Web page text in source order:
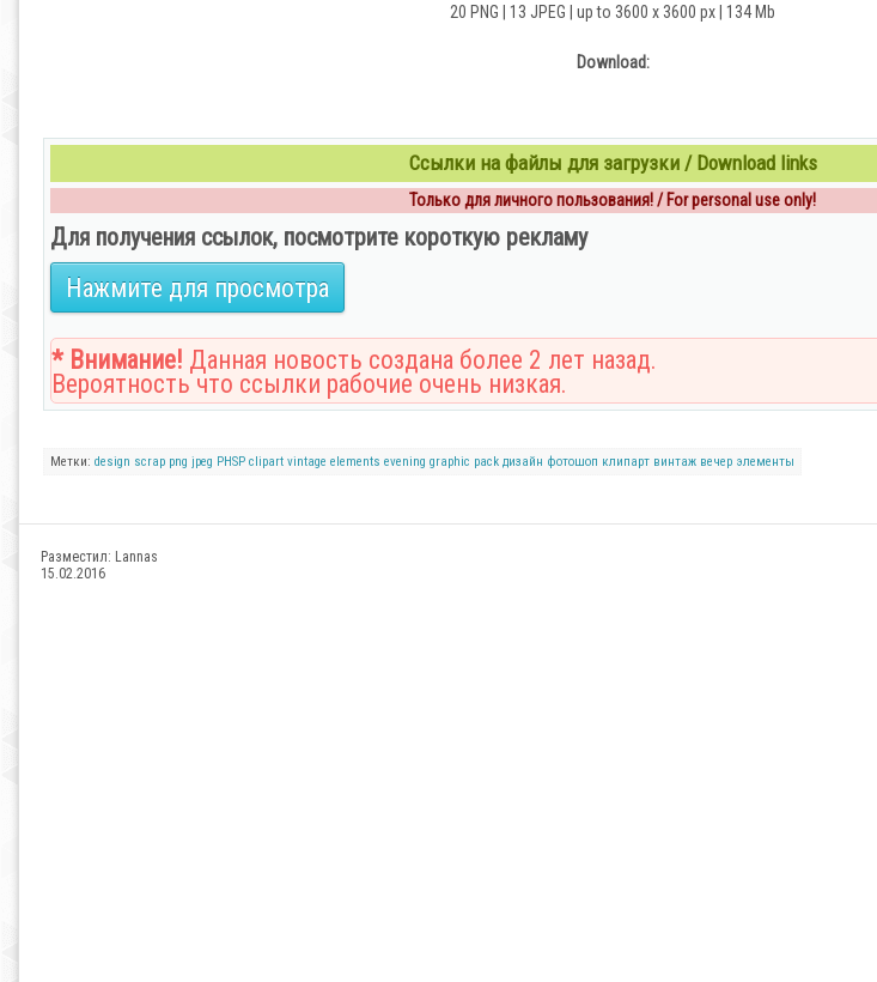
20 PNG | 13 JPEG | up to 3600 x 3600 px | 134 Mb
Download:
Ссылки на файлы для загрузки / Download links
Только для личного пользования! / For personal use only!
Для получения ссылок, посмотрите короткую рекламу
Нажмите для просмотра
* Внимание! Данная новость создана более 2 лет назад.
Вероятность что ссылки рабочие очень низкая.
Метки: design scrap png jpeg PHSP clipart vintage elements evening graphic pack дизайн фотошоп клипарт винтаж вечер элементы
Разместил: Lannas
15.02.2016